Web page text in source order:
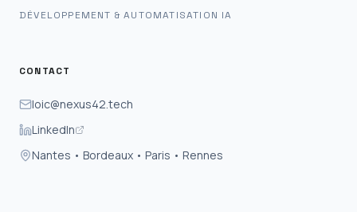
DÉVELOPPEMENT & AUTOMATISATION IA
CONTACT
loic@nexus42.tech
LinkedIn
Nantes • Bordeaux • Paris • Rennes